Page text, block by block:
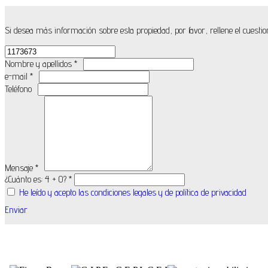
Si desea más información sobre esta propiedad, por favor, rellene el
Nombre y apellidos *
e-mail *
Teléfono
Mensaje *
¿Cuánto es: 4 + 0? *
He leído y acepto las condiciones legales y de política de privacidad
Enviar